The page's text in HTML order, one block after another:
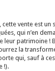
vente est
qui n’en
leur patrimoine !
la
qui, sauf à
!).